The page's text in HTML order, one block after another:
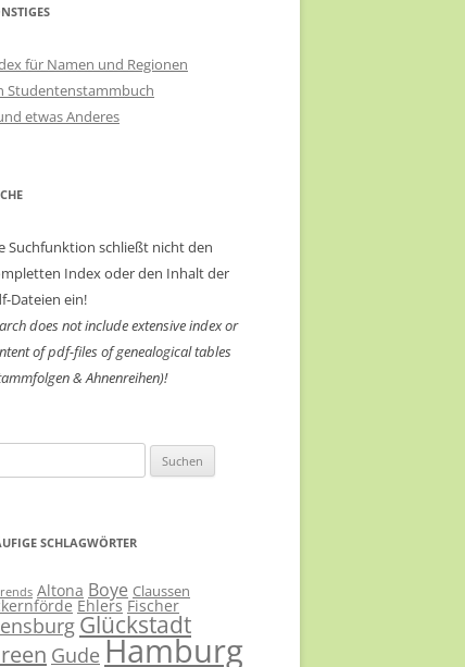
für Namen und Regionen
Studentenstammbuch
etwas Anderes
Suchfunktion schließt nicht den
Index oder den Inhalt der
Dateien ein!
does not include extensive index or
ofpdf-files of genealogical tables
& Ahnenreihen)!
SCHLAGWÖRTER
Altona Boye Claussen
Ehlers Fischer
Glückstadt
Gude Hamburg